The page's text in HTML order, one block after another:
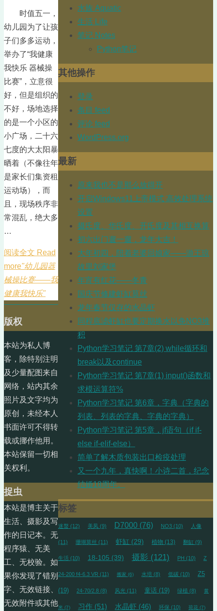
时值五一，
幼儿园为了让孩
子们多多运动，
举办了“我健康
我快乐 器械操
比赛”，立意很
好，但是组织的
不好，场地选择
的是一个小区的
小广场，二十六
七度的大太阳暴
晒着（不像往年
是家长们集资租
运动场），而
且，现场秩序非
常混乱，绝大多
…
阅读全文 Read
more"幼儿园器
械操比赛——我
健康我快乐"
水族 Aquatic
生活 Life
笔记 Notes
Python笔记
其他操作
登录
条目 feed
评论 feed
WordPress.org
最新
原来我也不是那么放得开
开启Windows11上帝模式 高效处理系统
设置
摄氏度、华氏度、开氏度及其相互换算
初六出门遛一遛，龙年大吉！
大年初四，陪着老婆回娘家——游王琼
故里刘家堡
年宵有红花——冬青
国庆节修建虾缸莫丝
龙年春节仅存的水晶虾
同程底滤虾缸也要定期换水以免NO3堆
积
Python学习笔记 第7章(2) while循环和
break以及continue
Python学习笔记 第7章(1) input()函数和
求模运算符%
Python学习笔记 第6章，字典（字典的
列表、列表的字典、字典的字典）
Python学习笔记 第5章，jf语句（if if-
else if-elif-else）
简单了解木质包装出口检疫处理
又一个九年，真快啊！小诗二首，纪念
结婚18周年。
标签
迷螯 (12) 美凤 (9) D7000 (76) NO3 (10) 人像
(11) 珊瑚莫丝 (11) 虾缸 (29) 植物 (13) 翻缸 (9)
生活 (10) 18-105 (39) 摄影 (121) PH (10) Z
24-200 f4-6.3 VR (11) 搬家 (6) 水培 (8) 低碳 (10) Z5
(19) 24-70/2.8 (8) 风光 (11) 童话 (19) 绿植 (8) 黄
米 (7) 习作 (51) 水晶虾 (46) 环保 (10) 荷花 (7)
版权
本站为私人博
客，除特别注明
及少量配图来自
网络，站内其余
照片及文字均为
原创，未经本人
书面许可不得转
载或挪作他用。
本站保留一切相
关权利。
捉虫
本站是博主关于
生活、摄影及写
作的日记本。无
程序猿、无美
工、无校验。如
果你发现了错别
字、无效链接、
无效附件或其他